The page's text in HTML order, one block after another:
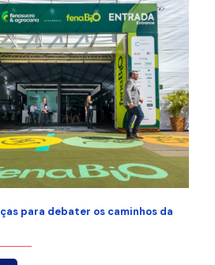
para debater os caminhos da